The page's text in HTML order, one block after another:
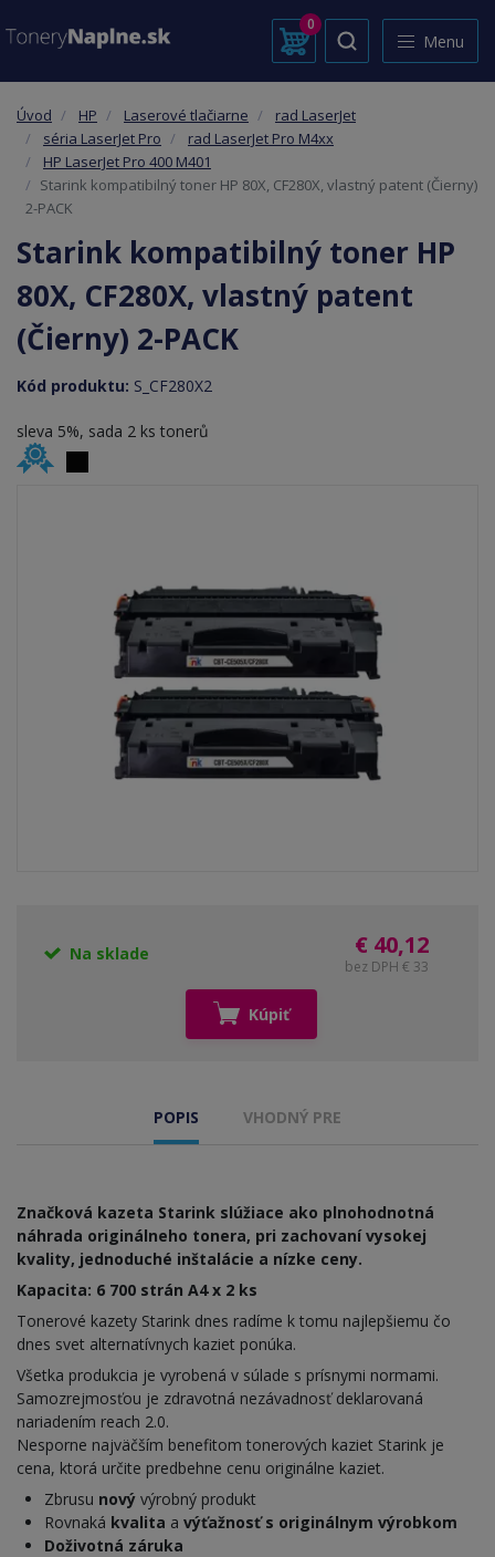
0
Menu
Úvod HP Laserové tlačiarne
rad LaserJet
séria LaserJet Pro
rad LaserJet Pro M4xx
HP LaserJet Pro 400 M401
Starink kompatibilný toner HP 80X, CF280X, vlastný patent (Čierny)
2-PACK
Starink kompatibilný toner HP
80X, CF280X, vlastný patent
(Čierny) 2-PACK
Kód produktu: S_CF280X2
sleva 5%, sada 2 ks tonerů
Na sklade € 40,12
bez DPH € 33
Kúpiť
POPIS VHODNÝ PRE
Značková kazeta Starink slúžiace ako plnohodnotná
náhrada originálneho tonera, pri zachovaní vysokej
kvality, jednoduché inštalácie a nízke ceny.
Kapacita: 6 700 strán A4 x 2 ks
Tonerové kazety Starink dnes radíme k tomu najlepšiemu čo
dnes svet alternatívnych kaziet ponúka.
Všetka produkcia je vyrobená v súlade s prísnymi normami.
Samozrejmosťou je zdravotná nezávadnosť deklarovaná
nariadením reach 2.0.
Nesporne najväčším benefitom tonerových kaziet Starink je
cena, ktorá určite predbehne cenu originálne kaziet.
Zbrusu nový výrobný produkt
Rovnaká kvalita a výťažnosť s originálnym výrobkom
Doživotná záruka